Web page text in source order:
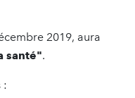
2019, aura
santé".
: